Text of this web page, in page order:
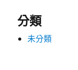
分類
未分類